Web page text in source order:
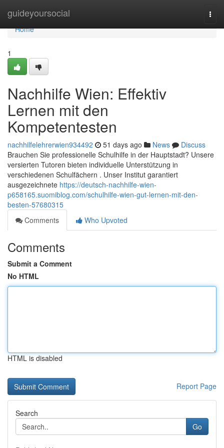
guideyoursocial
Home
Home
1
Nachhilfe Wien: Effektiv
Lernen mit den
Kompetentesten
nachhilfelehrerwien934492 51 days ago News
Discuss
Brauchen Sie professionelle Schulhilfe in der Hauptstadt? Unsere
versierten Tutoren bieten individuelle Unterstützung in
verschiedenen Schulfächern . Unser Institut garantiert
ausgezeichnete https://deutsch-nachhilfe-wien-
p658165.suomiblog.com/schulhilfe-wien-gut-lernen-mit-den-
besten-57680315
Comments
Who Upvoted
Comments
Submit a Comment
No HTML
HTML is disabled
Report Page
Search
Go